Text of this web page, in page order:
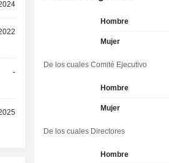
-
Hombre
Mujer
De los cuales Comité Ejecutivo
Hombre
Mujer
De los cuales Directores
Hombre